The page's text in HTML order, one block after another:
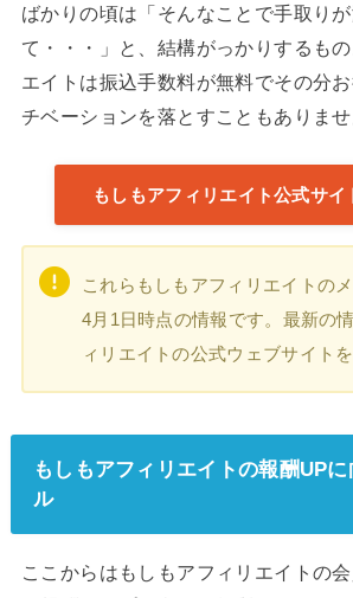
ばかりの頃は「そんなことで手取り
て・・・」と、結構がっかりするも
エイトは振込手数料が無料でその分
チベーションを落とすこともありませ
もしもアフィリエイト公式サイ
これらもしもアフィリエイトの
4月1日時点の情報です。最新の
ィリエイトの公式ウェブサイト
もしもアフィリエイトの報酬UP
ル
ここからはもしもアフィリエイトの